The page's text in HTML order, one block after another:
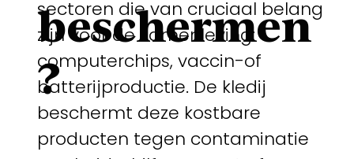
sectoren die van cruciaal belang
zijn voor de samenleving:
computerchips, vaccin-of
batterijproductie. De kledij
beschermt deze kostbare
producten tegen contaminatie
beschermen
?